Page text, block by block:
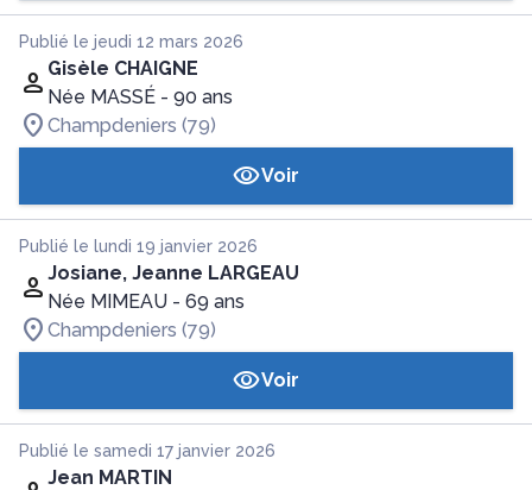
Publié le jeudi 12 mars 2026
Gisèle CHAIGNE
Née MASSÉ - 90 ans
Champdeniers (79)
Voir
Publié le lundi 19 janvier 2026
Josiane, Jeanne LARGEAU
Née MIMEAU - 69 ans
Champdeniers (79)
Voir
Publié le samedi 17 janvier 2026
Jean MARTIN